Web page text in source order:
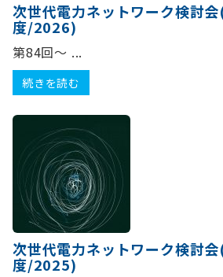
次世代電力ネットワーク検討
度/2026)
第84回～ ...
続きを読む
次世代電力ネットワーク検討
度/2025)